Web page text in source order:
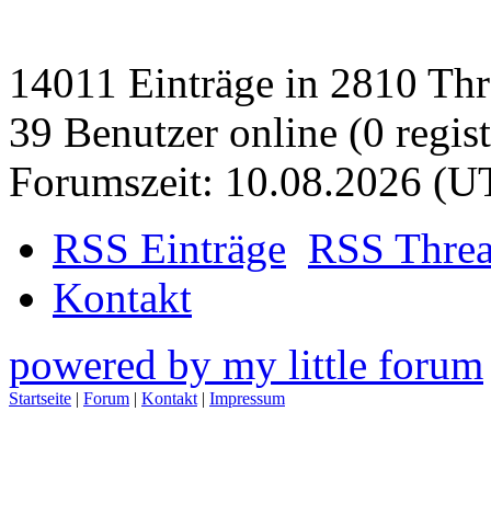
14011 Einträge in 2810
39 Benutzer online (0
Forumszeit: 10.08.2026
RSS Einträge RSS
Kontakt
powered by my little forum
Startseite | Forum | Kontakt | Impressum